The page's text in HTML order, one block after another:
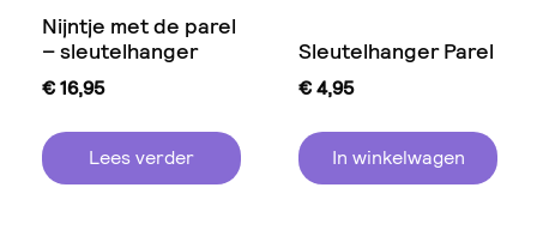
Nijntje met de parel
– sleutelhanger
€16,95
Lees verder
Sleutelhanger Parel
€4,95
In winkelwagen